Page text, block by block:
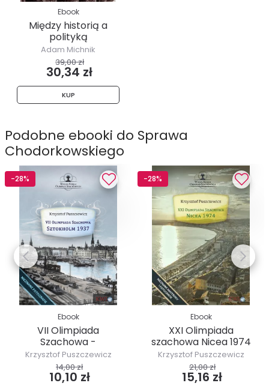
Ebook
Między historią a
polityką
Adam Michnik
39,00 zł
30,34 zł
KUP
Podobne ebooki do Sprawa
Chodorkowskiego
-28%
Ebook
VII Olimpiada
Szachowa -
Sztokholm 1937
Krzysztof Puszczewicz
14,00 zł
10,10 zł
-28%
Ebook
XXI Olimpiada
szachowa Nicea 1974
Krzysztof Puszczewicz
21,00 zł
15,16 zł